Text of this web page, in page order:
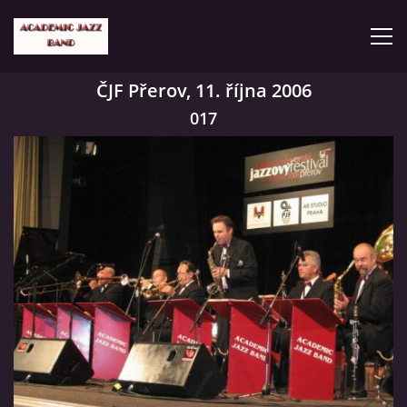
GALERIE
VIDEA
HISTORIE
TVORBA
ČJF Přerov, 11. října 2006
017